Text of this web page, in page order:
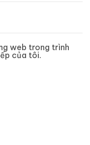
web trong trình
của tôi.